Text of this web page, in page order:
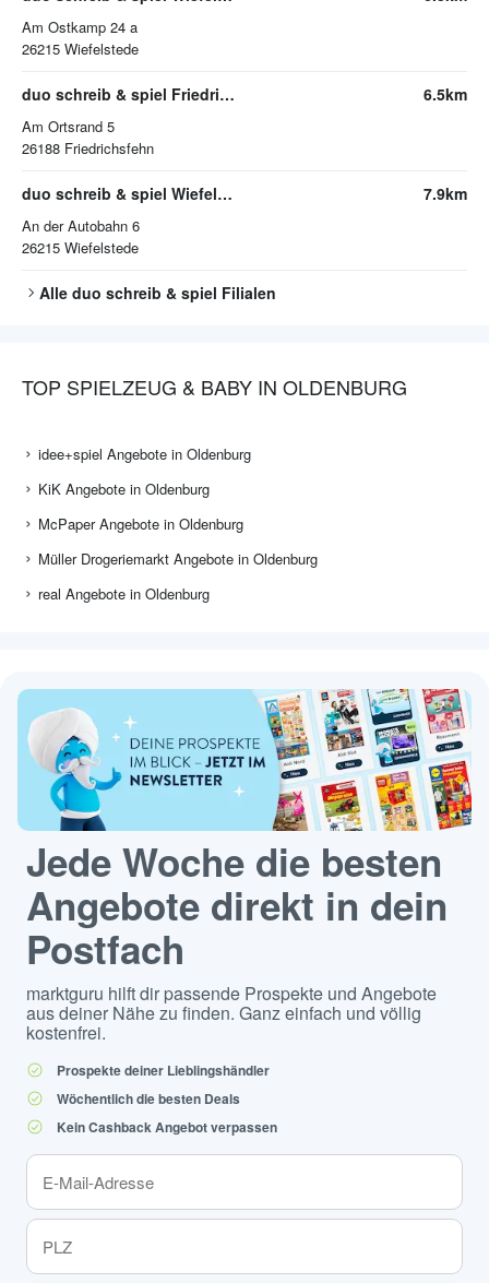
Am Ostkamp 24 a
26215 Wiefelstede
duo schreib & spiel Friedrichsfehn
Am Ortsrand 5
26188 Friedrichsfehn
6.5km
duo schreib & spiel Wiefelstede
An der Autobahn 6
26215 Wiefelstede
7.9km
Alle duo schreib & spiel Filialen
TOP SPIELZEUG & BABY IN OLDENBURG
idee+spiel Angebote in Oldenburg
KiK Angebote in Oldenburg
McPaper Angebote in Oldenburg
Müller Drogeriemarkt Angebote in Oldenburg
real Angebote in Oldenburg
Jede Woche die besten
Angebote direkt in dein
Postfach
marktguru hilft dir passende Prospekte und Angebote
aus deiner Nähe zu finden. Ganz einfach und völlig
kostenfrei.
Prospekte deiner Lieblingshändler
Wöchentlich die besten Deals
Kein Cashback Angebot verpassen